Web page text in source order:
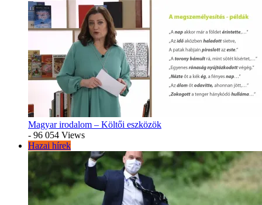
Magyar irodalom – Költői eszközök
- 96 054 Views
Hazai hírek